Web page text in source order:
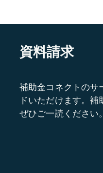
資料請求
補助金コネクトのサ
ドいただけます。
ぜひご一読ください。